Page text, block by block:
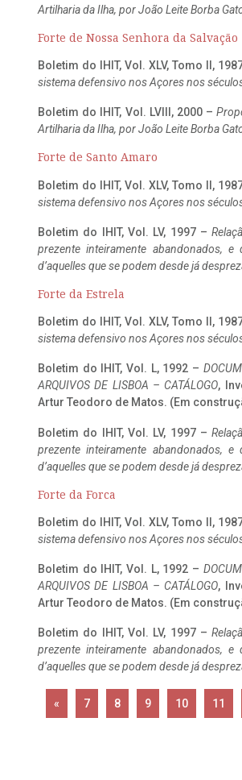
Artilharia da Ilha, por João Leite Borba
Forte de Nossa Senhora da Salvação
Boletim do IHIT, Vol. XLV, Tomo II,
sistema defensivo nos Açores nos
Boletim do IHIT, Vol. LVIII, 2000 –
Artilharia da Ilha, por João Leite Borba
Forte de Santo Amaro
Boletim do IHIT, Vol. XLV, Tomo II,
sistema defensivo nos Açores nos
Boletim do IHIT, Vol. LV, 1997 –
prezente inteiramente abandonados,
d’aquelles que se podem desde já
Forte da Estrela
Boletim do IHIT, Vol. XLV, Tomo II,
sistema defensivo nos Açores nos
Boletim do IHIT, Vol. L, 1992 –
ARQUIVOS DE LISBOA – CATÁLOGO,
Artur Teodoro de Matos. (Em
Boletim do IHIT, Vol. LV, 1997 –
prezente inteiramente abandonados,
d’aquelles que se podem desde já
Forte da Forca
Boletim do IHIT, Vol. XLV, Tomo II,
sistema defensivo nos Açores nos
Boletim do IHIT, Vol. L, 1992 –
ARQUIVOS DE LISBOA – CATÁLOGO,
Artur Teodoro de Matos. (Em
Boletim do IHIT, Vol. LV, 1997 –
prezente inteiramente abandonados,
d’aquelles que se podem desde já
« 7 8 9 10 11